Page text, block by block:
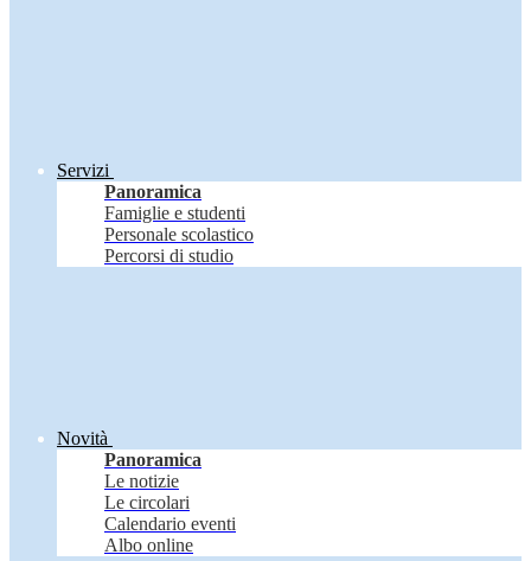
Servizi
Panoramica
Famiglie e studenti
Personale scolastico
Percorsi di studio
Novità
Panoramica
Le notizie
Le circolari
Calendario eventi
Albo online